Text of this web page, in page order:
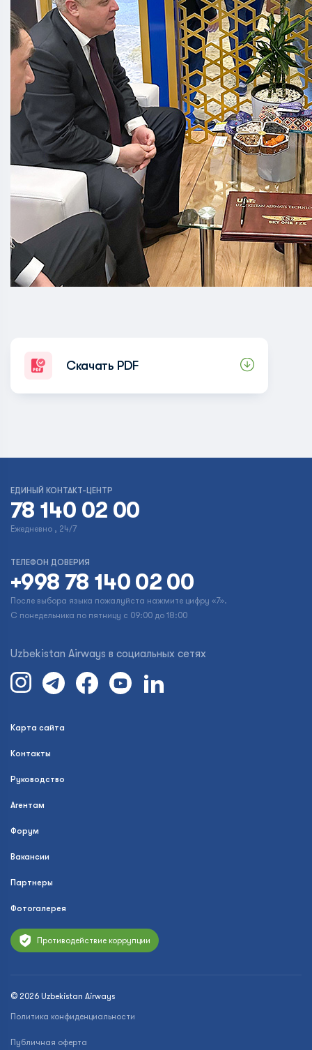
Скачать PDF
ЕДИНЫЙ КОНТАКТ-ЦЕНТР
78 140 02 00
Ежедневно , 24/7
ТЕЛЕФОН ДОВЕРИЯ
+998 78 140 02 00
После выбора языка пожалуйста нажмите цифру «7».
С понедельника по пятницу с 09:00 до 18:00
Uzbekistan Airways в социальных сетях
Карта сайта
Контакты
Руководство
Агентам
Форум
Вакансии
Партнеры
Фотогалерея
Противодействие коррупции
© 2026 Uzbekistan Airways
Политика конфиденциальности
Публичная оферта